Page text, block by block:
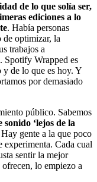
de lo que solía ser,
ediciones a lo
. Había personas
de optimizar, la
trabajos a
Spotify Wrapped es
de lo que es hoy. Y
por demasiado
público. Sabemos
‘lejos de la
gente a la que poco
experimenta. Cada cual
sentir la mejor
lo empiezo a